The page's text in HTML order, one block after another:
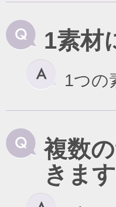
1素材
1つの
複数
きま